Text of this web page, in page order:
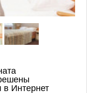
в Интернет